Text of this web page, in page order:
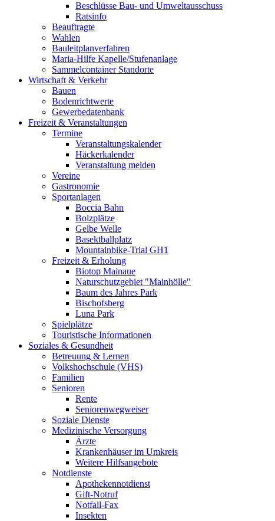
Beschlüsse Bau- und Umweltausschuss
Ratsinfo
Beauftragte
Wahlen
Bauleitplanverfahren
Maria-Hilfe Kapelle/Stufenanlage
Sammelcontainer Standorte
Wirtschaft & Verkehr
Bauen
Bodenrichtwerte
Gewerbedatenbank
Freizeit & Veranstaltungen
Termine
Veranstaltungskalender
Häckerkalender
Veranstaltung melden
Vereine
Gastronomie
Sportanlagen
Boccia Bahn
Bolzplätze
Gelbe Welle
Basektballplatz
Mountainbike-Trial GH1
Freizeit & Erholung
Biotop Mainaue
Naturschutzgebiet "Mainhölle"
Baum des Jahres Park
Bischofsberg
Luna Park
Spielplätze
Touristische Informationen
Soziales & Gesundheit
Betreuung & Lernen
Volkshochschule (VHS)
Familien
Senioren
Rente
Seniorenwegweiser
Soziale Dienste
Medizinische Versorgung
Ärzte
Krankenhäuser im Umkreis
Weitere Hilfsangebote
Notdienste
Apothekennotdienst
Gift-Notruf
Notfall-Fax
Insekten